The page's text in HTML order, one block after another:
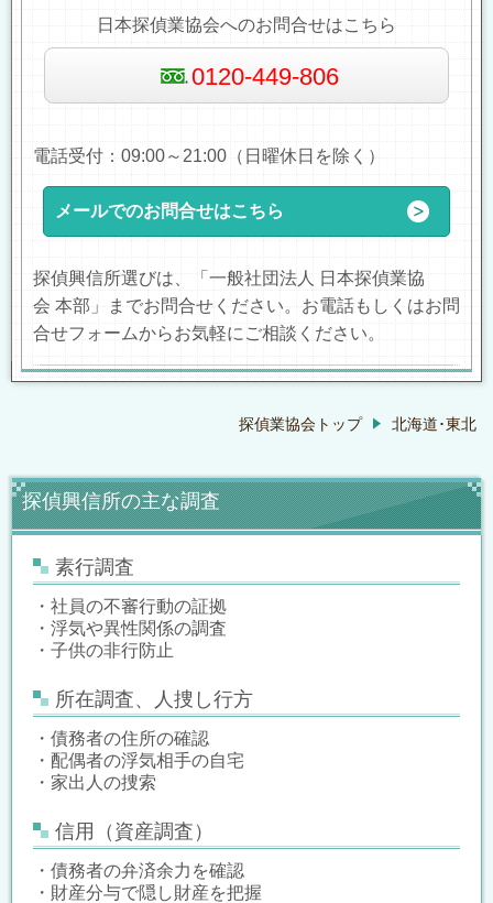
日本探偵業協会へのお問合せはこちら
0120-449-806
電話受付：09:00～21:00（日曜休日を除く）
メールでのお問合せはこちら
探偵興信所選びは、「一般社団法人 日本探偵業協
会 本部」までお問合せください。お電話もしくはお問
合せフォームからお気軽にご相談ください。
探偵業協会トップ 北海道･東北
探偵興信所の主な調査
素行調査
・社員の不審行動の証拠
・浮気や異性関係の調査
・子供の非行防止
所在調査、人捜し行方
・債務者の住所の確認
・配偶者の浮気相手の自宅
・家出人の捜索
信用（資産調査）
・債務者の弁済余力を確認
・財産分与で隠し財産を把握